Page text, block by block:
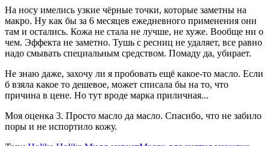
На носу имелись узкие чёрные точки, которые заметны на
макро. Ну как бы за 6 месяцев ежедневного применения они
там и остались. Кожа не стала не лучше, не хуже. Вообще ни о
чем. Эффекта не заметно. Тушь с ресниц не удаляет, все равно
надо смывать специальным средством. Помаду да, убирает.
Не знаю даже, захочу ли я пробовать ещё какое-то масло. Если
б взяла какое то дешевое, может списала бы на то, что
причина в цене. Но тут вроде марка приличная...
Моя оценка 3. Просто масло да масло. Спасибо, что не забило
поры и не испортило кожу.